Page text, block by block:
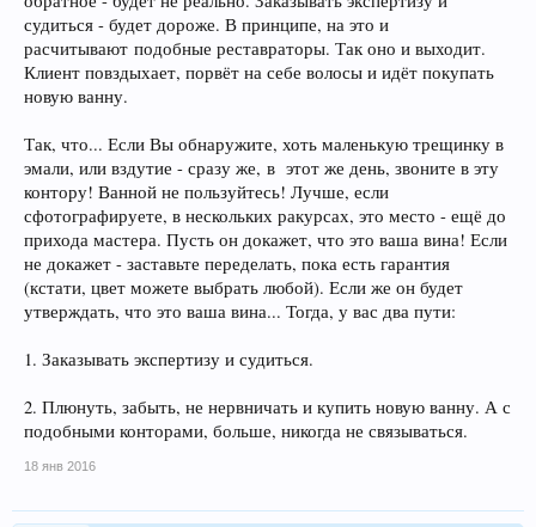
судиться - будет дороже. В принципе, на это и
расчитывают подобные реставраторы. Так оно и выходит.
Клиент повздыхает, порвёт на себе волосы и идёт покупать
новую ванну.
Так, что... Если Вы обнаружите, хоть маленькую трещинку в
эмали, или вздутие - сразу же, в этот же день, звоните в эту
контору! Ванной не пользуйтесь! Лучше, если
сфотографируете, в нескольких ракурсах, это место - ещё до
прихода мастера. Пусть он докажет, что это ваша вина! Если
не докажет - заставьте переделать, пока есть гарантия
(кстати, цвет можете выбрать любой). Если же он будет
утверждать, что это ваша вина... Тогда, у вас два пути:
1. Заказывать экспертизу и судиться.
2. Плюнуть, забыть, не нервничать и купить новую ванну. А с
подобными конторами, больше, никогда не связываться.
18 янв 2016